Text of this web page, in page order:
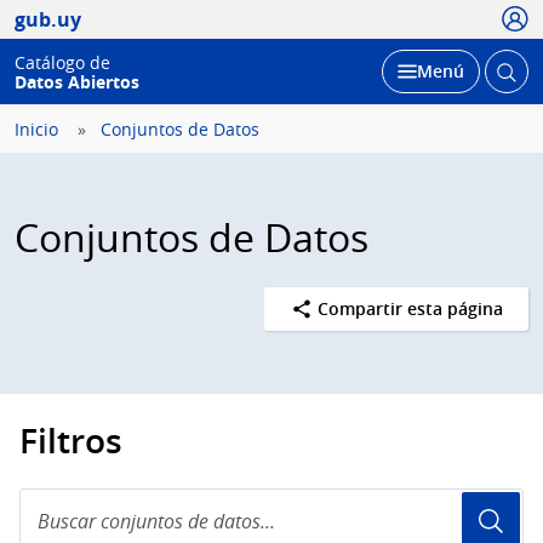
gub.uy
Catálogo de
Datos Abiertos
Desplegar
Menú Abrir
Inicio Conjuntos de Datos
Conjuntos de Datos
Compartir esta página
Filtros
conjuntos